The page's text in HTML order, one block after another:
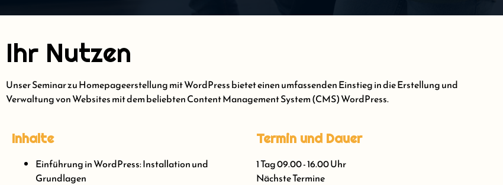
Ihr Nutzen
Unser Seminar zu Homepageerstellung mit WordPress bietet einen umfassenden Einstieg in die Erstellung und
Verwaltung von Websites mit dem beliebten Content Management System (CMS) WordPress.
Inhalte
Einführung in WordPress: Installation und
Grundlagen
Termin und Dauer
1 Tag 09.00 - 16.00 Uhr
Nächste Termine